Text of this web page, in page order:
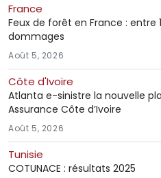
France
Feux de forêt en France : entre
dommages
Août 5, 2026
Côte d'Ivoire
Atlanta e-sinistre la nouvelle
Assurance Côte d’Ivoire
Août 5, 2026
Tunisie
COTUNACE : résultats 2025